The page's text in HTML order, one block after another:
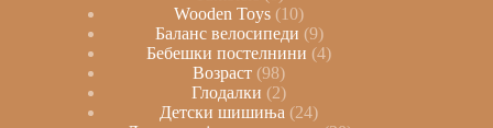
Wooden Toys
10
Баланс велосипеди 9
Бебешки постелнини 4
Возраст 98
Глодалки
2
Детски шишиња
24